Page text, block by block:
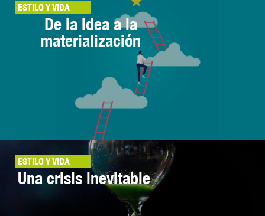
ESTILO Y VIDA
De la idea a la
materialización
ESTILO Y VIDA
Una crisis inevitable